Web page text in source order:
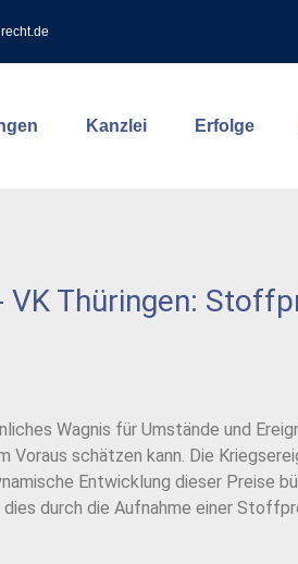
Kanzlei Erfolge
Thüringen:
Wagnis für Umstände und
schätzen kann. Die
Entwicklung dieser Preise
durch die Aufnahme einer